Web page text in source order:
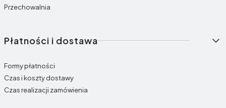
Przechowalnia
Płatności i dostawa
Formy płatności
Czas i koszty dostawy
Czas realizacji zamówienia